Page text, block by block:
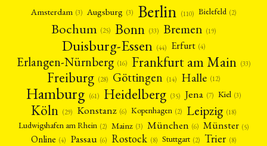
Amsterdam (3) Augsburg (3) Berlin (110) Bielefeld (2)
Bochum (25) Bonn (33) Bremen (19)
Duisburg-Essen (44) Erfurt (4)
Erlangen-Nürnberg (16) Frankfurt am Main (33)
Freiburg (28) Göttingen (14) Halle (12)
Hamburg (61) Heidelberg (35) Jena (7) Kiel (3)
Köln (29) Konstanz (6) Kopenhagen (2) Leipzig (18)
Ludwigshafen am Rhein (2) Mainz (3) München (6) Münster (5)
Online (4) Passau (6) Rostock (8) Stuttgart (2) Trier (8)